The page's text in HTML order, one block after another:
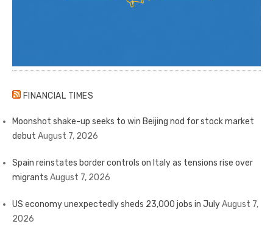
FINANCIAL TIMES
Moonshot shake-up seeks to win Beijing nod for stock market
debut August 7, 2026
Spain reinstates border controls on Italy as tensions rise over
migrants August 7, 2026
US economy unexpectedly sheds 23,000 jobs in JulyAugust 7,
2026